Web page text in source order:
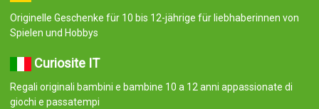
Originelle Geschenke für 10 bis 12-jährige für liebhaberinnen von
Spielen und Hobbys
Curiosite IT
Regali originali bambini e bambine 10 a 12 anni appassionate di
giochi e passatempi